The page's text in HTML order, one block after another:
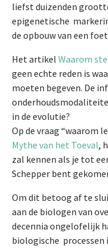
liefst duizenden
epigenetische
de opbouw van een
Het artikel Waarom
geen echte reden is
moeten begeven. De
in de evolutie?
Op de vraag “waarom
Mythe van het Toeval,
zal kennen als je tot
Schepper bent
Om dit betoog af te
aan de biologen van
decennia ongelofelijk
biologische processen